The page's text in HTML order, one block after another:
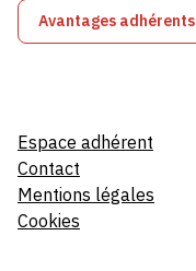
Avantages adhérents
Espace adhérent
Contact
Mentions légales
Cookies